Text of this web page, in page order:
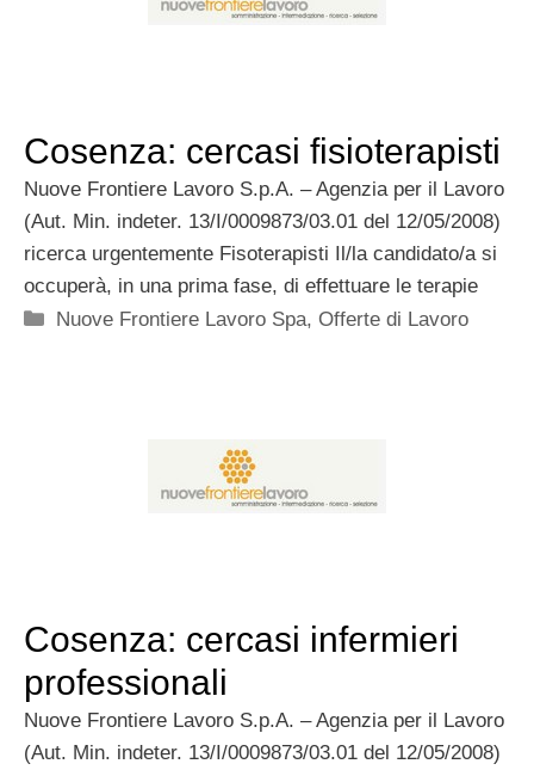
Cosenza: cercasi fisioterapisti
Nuove Frontiere Lavoro S.p.A. – Agenzia per il Lavoro
(Aut. Min. indeter. 13/I/0009873/03.01 del 12/05/2008)
ricerca urgentemente Fisoterapisti Il/la candidato/a si
occuperà, in una prima fase, di effettuare le terapie
Categorie
Nuove Frontiere Lavoro Spa,Offerte di Lavoro
Cosenza: cercasi infermieri
professionali
Nuove Frontiere Lavoro S.p.A. – Agenzia per il Lavoro
(Aut. Min. indeter. 13/I/0009873/03.01 del 12/05/2008)